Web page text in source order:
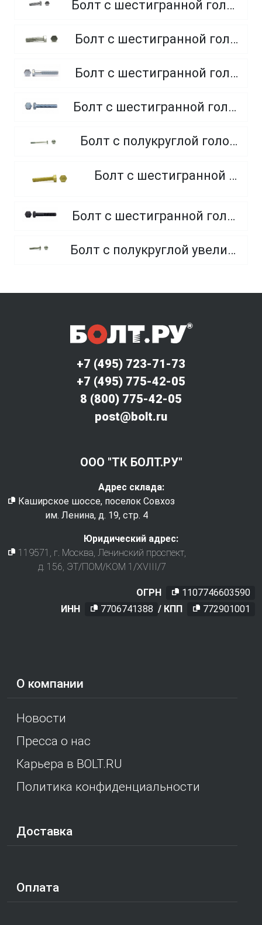
Болт с шестигранной головкой, полная резьба, из нержавеющей стали A2 и A4
Болт с шестигранной головкой, неполная резьба, класс прочности 5.8
Болт с шестигранной головкой, неполная резьба, класс прочности 8.8
Болт с шестигранной головкой, полная резьба, класс прочности 10.9 и 12.9
Болт с полукруглой головкой и квадратным подголовником
Болт с шестигранной головкой, из латуни
Болт с шестигранной головкой, неполная резьба, класс прочности 10.9 и 12.9
Болт с полукруглой увеличенной головкой и усом класса точности C (мебельный)
О компании
Новости
Пресса о нас
Карьера в BOLT.RU
Политика конфиденциальности
Доставка
Оплата
+7 (495) 723-71-73
+7 (495) 775-42-05
8 (800) 775-42-05
post@bolt.ru
ООО "ТК БОЛТ.РУ"
Адрес склада:
Каширское шоссе, поселок Совхоз
им. Ленина, д. 19, стр. 4
Юридический адрес:
119571
, г. Москва Ленинский проспект,
д. 156, ЭТ/ПОМ/КОМ 1/XVIII/7
ОГРН
1107746603590
ИНН
7706741388 / КПП 772901001